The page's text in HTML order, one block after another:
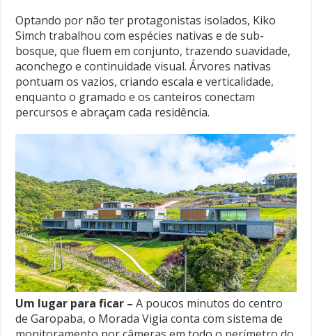
Optando por não ter protagonistas isolados, Kiko
Simch trabalhou com espécies nativas e de sub-
bosque, que fluem em conjunto, trazendo suavidade,
aconchego e continuidade visual. Árvores nativas
pontuam os vazios, criando escala e verticalidade,
enquanto o gramado e os canteiros conectam
percursos e abraçam cada residência.
Um lugar para ficar – A poucos minutos do centro
de Garopaba, o Morada Vigia conta com sistema de